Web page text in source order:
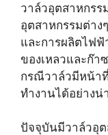
วาล์วอุตสาหกร
อุตสาหกรรมต่า
และการผลิตไฟฟ้
ของเหลวและก๊า
กรณีวาล์วมีหน้า
ทำงานได้อย่างน่
ปัจจุบันมีวาล์วอุ